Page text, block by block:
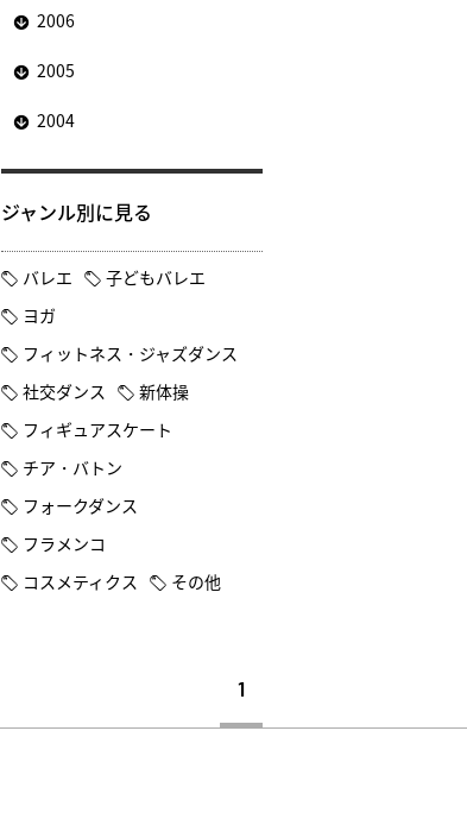
2006
2005
2004
ジャンル別に見る
バレエ
子どもバレエ
ヨガ
フィットネス・ジャズダンス
社交ダンス
新体操
フィギュアスケート
チア・バトン
フォークダンス
フラメンコ
コスメティクス
その他
1